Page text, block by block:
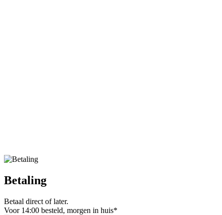
Betaling
Betaal direct of later.
Voor 14:00 besteld, morgen in huis*